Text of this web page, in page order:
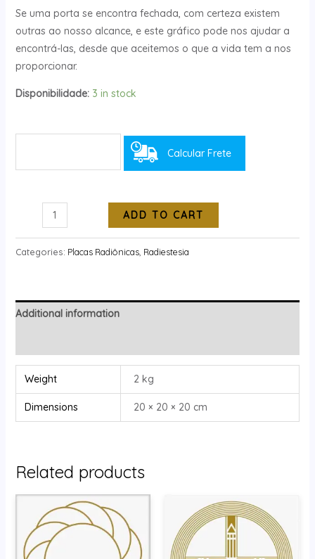
Se uma porta se encontra fechada, com certeza existem
outras ao nosso alcance, e este gráfico pode nos ajudar a
encontrá-las, desde que aceitemos o que a vida tem a nos
proporcionar.
Disponibilidade: 3 in stock
Calcular Frete
ADD TO CART
Categories: Placas Radiônicas, Radiestesia
Additional information
Weight 2 kg
Dimensions 20 × 20 × 20 cm
Related products